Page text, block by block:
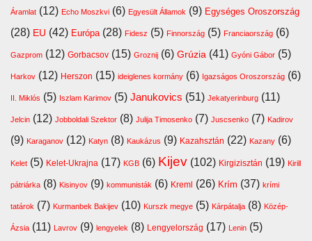
Áramlat (12) Echo Moszkvi (6) Egyesült Államok (9) Egységes Oroszország
(28) EU (42) Európa (28) Fidesz (5) Finnország (5) Franciaország (6)
Gazprom (12) Gorbacsov (15) Groznij (6) Grúzia (41) Gyóni Gábor (5)
Harkov (12) Herszon (15) ideiglenes kormány (6) Igazságos Oroszország (6)
II. Miklós (5) Iszlam Karimov (5) Janukovics (51) Jekatyerinburg (11)
Jelcin (12) Jobboldali Szektor (8) Julija Timosenko (7) Juscsenko (7) Kadirov
(9) Karaganov (12) Katyn (8) Kaukázus (9) Kazahsztán (22) Kazany (6)
Kelet (5) Kelet-Ukrajna (17) KGB (6) Kijev (102) Kirgizisztán (19) Kirill
pátriárka (8) Kisinyov (9) kommunisták (6) Kreml (26) Krím (37) krími
tatárok (7) Kurmanbek Bakijev (10) Kurszk megye (5) Kárpátalja (8) Közép-
Ázsia (11) Lavrov (9) lengyelek (8) Lengyelország (17) Lenin (5)